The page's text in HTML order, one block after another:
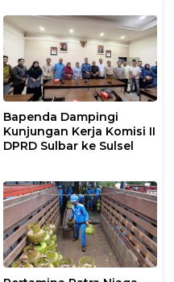
Bapenda Dampingi
Kunjungan Kerja Komisi II
DPRD Sulbar ke Sulsel